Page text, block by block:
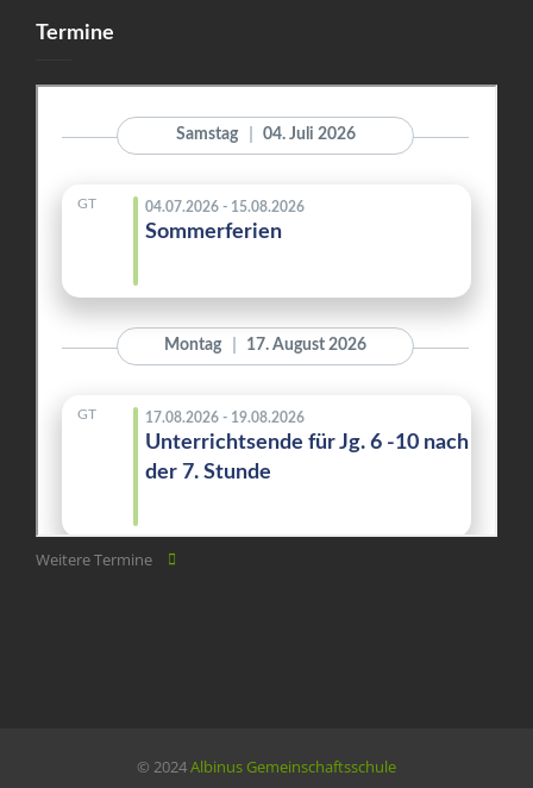
Termine
Weitere Termine
© 2024Albinus Gemeinschaftsschule